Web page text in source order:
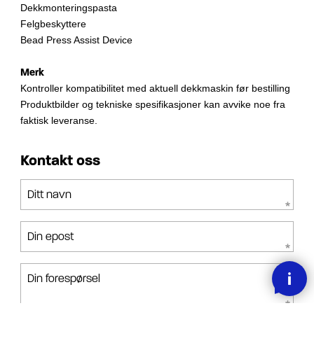
Dekkmonteringspasta
Felgbeskyttere
Bead Press Assist Device
Merk
Kontroller kompatibilitet med aktuell dekkmaskin før bestilling
Produktbilder og tekniske spesifikasjoner kan avvike noe fra
faktisk leveranse.
Kontakt oss
Ditt navn
Din epost
Din forespørsel